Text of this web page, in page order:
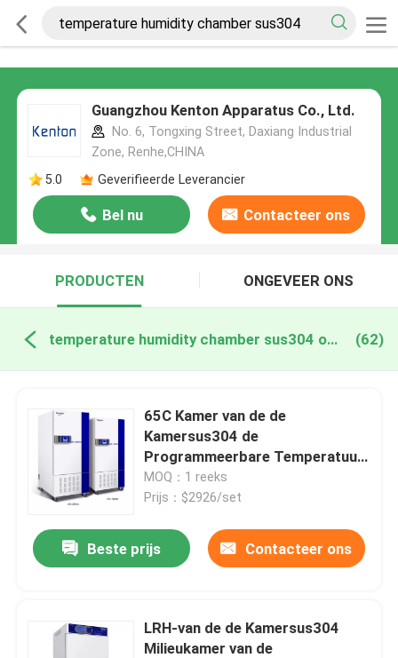
Guangzhou Kenton Apparatus Co., Ltd.
No. 6, Tongxing Street, Daxiang Industrial
Zone, Renhe,CHINA
5.0
Geverifieerde Leverancier
Bel nu Contacteer ons
PRODUCTEN ONGEVEER ONS
temperature humidity chamber sus304 online fabricage (62)
65C Kamer van de de
Kamersus304 de
Programmeerbare Temperatuur
van de temperatuurvochtigheid
MOQ：1 reeks
Prijs：$2926/set
Beste prijs Contacteer ons
LRH-van de de Kamersus304
Milieukamer van de